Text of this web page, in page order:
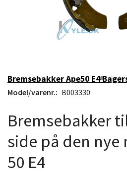
Bremsebakker Ape50 E4
Model/varenr.: B003330
Bremsebakker
side på den nye
50 E4